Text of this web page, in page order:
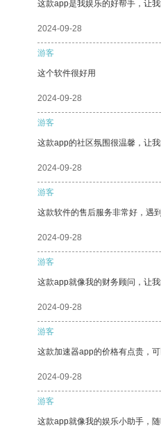
这款app是我娱乐的好帮手，让
2024-09-28
游客
这个软件很好用
2024-09-28
游客
这款app的社区氛围很温馨，让我
2024-09-28
游客
这款软件的售后服务非常好，遇
2024-09-28
游客
这款app就像我的财务顾问，让我
2024-09-28
游客
这款加速器app的价格有点贵，
2024-09-28
游客
这款app就像我的娱乐小助手，